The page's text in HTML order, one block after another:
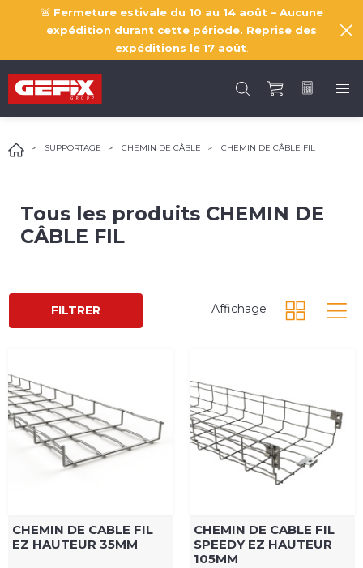
🚨 Fermeture estivale du 10 au 14 août – Aucune
expédition durant cette période. Reprise des
expéditions le 17 août
SUPPORTAGE CHEMIN DE CÂBLE CHEMIN DE CÂBLE FIL
Tous les produits CHEMIN DE
CÂBLE FIL
FILTRER Affichage :
CHEMIN DE CABLE FIL
EZ HAUTEUR 35MM
CHEMIN DE CABLE FIL
SPEEDY EZ HAUTEUR
105MM